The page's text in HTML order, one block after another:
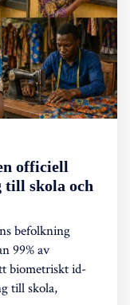
officiell
till skola och
befolkning
99% av
biometriskt id-
till skola,